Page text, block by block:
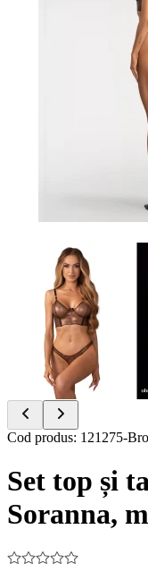
Item
of
7
Cod produs: 121275-
Set top și
Soranna,